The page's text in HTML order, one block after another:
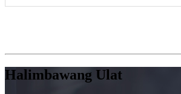
Halimbawang Ulat